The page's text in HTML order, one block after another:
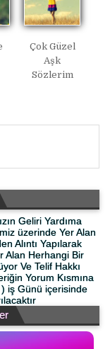
Çok Güzel
Aşk
Sözlerim
Geliri Yardıma
üzerinde Yer Alan
Alıntı Yapılarak
Alan Herhangi Bir
Ve Telif Hakkı
Yorum Kısmına
) iş Günü içerisinde